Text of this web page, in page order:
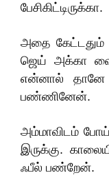
பேசிகிட்டிருக்கா.
அதை கேட்டதும்
ஜெய் அக்கா
என்னால் தானே
பண்ணினேன்.
அம்மாவிடம்
இருக்கு.
ஃபீல் பண்றேன்.